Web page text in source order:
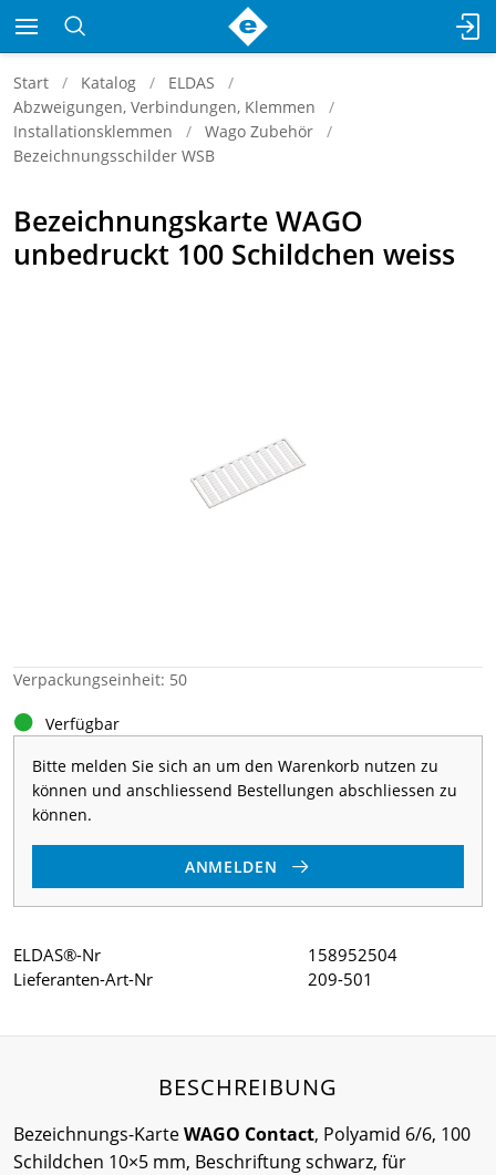
Start Katalog
ELDAS
Abzweigungen, Verbindungen, Klemmen
Installationsklemmen
Wago Zubehör
Bezeichnungsschilder WSB
Bezeichnungskarte WAGO
unbedruckt 100 Schildchen weiss
Verpackungseinheit: 50
Verfügbar
Bitte melden Sie sich an um den Warenkorb nutzen zu
können und anschliessend Bestellungen abschliessen zu
können.
ANMELDEN
ELDAS®-Nr
158952504
Lieferanten-Art-Nr
209-501
BESCHREIBUNG
Bezeichnungs-KarteWAGO Contact, Polyamid 6/6, 100
Schildchen 10×5 mm, Beschriftung schwarz, für